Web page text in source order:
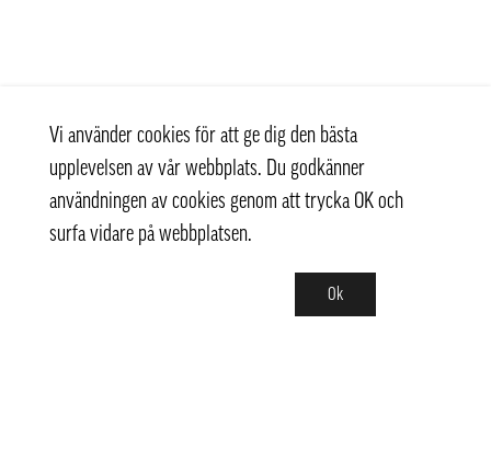
Vi använder cookies för att ge dig den bästa
upplevelsen av vår webbplats. Du godkänner
användningen av cookies genom att trycka OK och
surfa vidare på webbplatsen.
Ok